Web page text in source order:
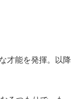
才能を発揮。以降